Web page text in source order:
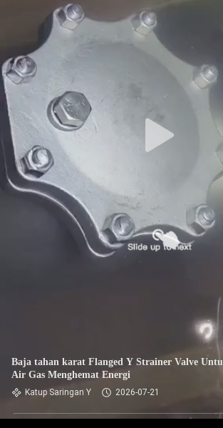
Baja tahan karat Flanged Y Strainer Valve
Air Gas Menghemat Energi
Katup Saringan Y 2026-07-21